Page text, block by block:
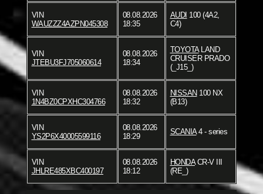
VIN
WAUZZZ4AZPN045308
08.08.2026
18:35
AUDI 100 (4A2,
C4)
VIN
JTEBU3FJ705060614
08.08.2026
18:34
TOYOTALAND
CRUISER PRADO
(_J15_)
VIN
1N4BZ0CPXHC304766
08.08.2026
18:32
NISSAN 100 NX
(B13)
VIN
YS2P6X40005599116
08.08.2026
18:29
SCANIA4 - series
VIN
JHLRE485XBC400197
08.08.2026
18:12
HONDACR-V III
(RE_)